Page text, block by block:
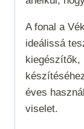
A fonal a
ideálissá
kiegészítők,
éves
viselet.